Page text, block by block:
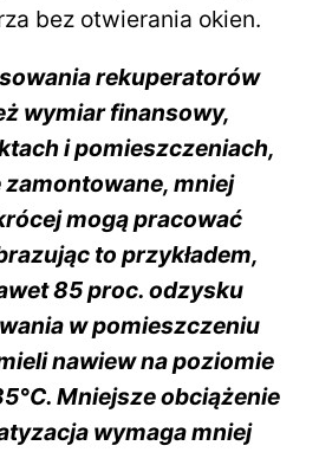
bez otwierania okien.
rekuperatorów
wymiar finansowy,
i pomieszczeniach,
mniej
mogą pracować
to przykładem,
85 proc. odzysku
w pomieszczeniu
nawiew na poziomie
Mniejsze obciążenie
wymaga mniej